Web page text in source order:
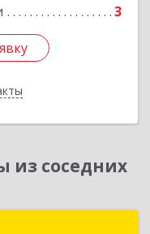
3
Подробнее
из соседних